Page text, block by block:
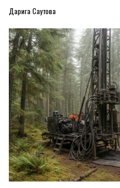
Дарига Саутова